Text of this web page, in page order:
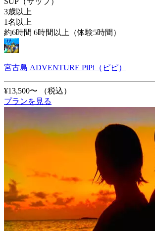
3歳以上
1名以上
約6時間 6時間以上（体験5時間）
宮古島 ADVENTURE PiPi（ピピ）
¥13,500〜
（税込）
プランを見る